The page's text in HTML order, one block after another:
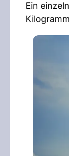
Ein